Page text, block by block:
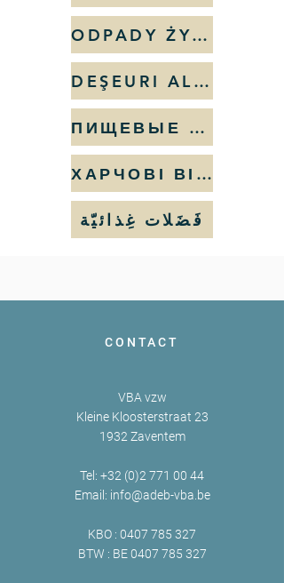
ODPADY ŻYWNOŚCIOWE
DEŞEURI ALIMENTARE
ПИЩЕВЫЕ ОТХОДЫ
ХАРЧОВІ ВІДХОДИ
فَضَلات غِذائيّة
CONTACT
VBA vzw
Kleine Kloosterstraat 23
1932 Zaventem
Tel: +32 (0)2 771 00 44
Email: info@adeb-vba.be
KBO : 0407 785 327
BTW : BE0407 785 327